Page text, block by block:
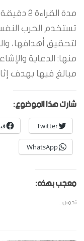
مدة القراءة 2 دقيقة
تستخدم الحرب
لتحقيق أهدافها،
منها: الدعاية
مبالغ فيها بهدف
شارك هذا الموضوع:
Twitter
WhatsApp
معجب بهذه:
تحميل...